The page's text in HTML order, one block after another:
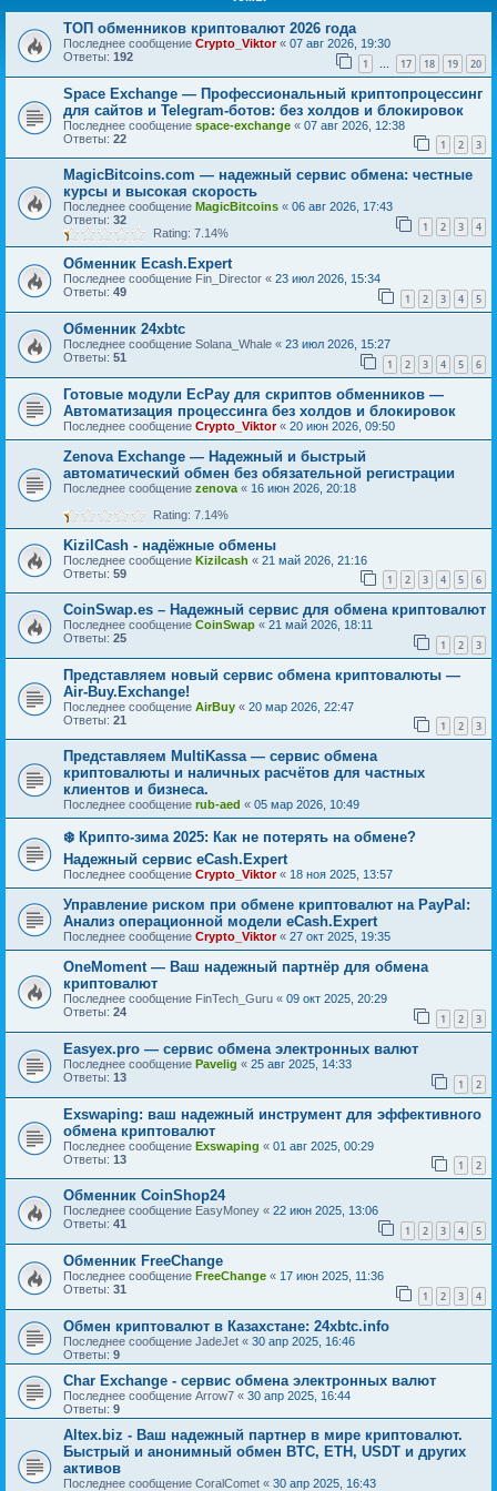
ТОП обменников криптовалют 2026 года
Последнее сообщение Crypto_Viktor« 07 авг 2026, 19:30
Ответы: 192 1 … 17 18 19 20
Space Exchange — Профессиональный криптопроцессинг
для сайтов и Telegram-ботов: без холдов и блокировок
Последнее сообщение space-exchange « 07 авг 2026, 12:38
Ответы: 22 1 2 3
MagicBitcoins.com — надежный сервис обмена: честные
курсы и высокая скорость
Последнее сообщение MagicBitcoins « 06 авг 2026, 17:43
Ответы: 32 1 2 3 4
Rating: 7.14%
Обменник Ecash.Expert
Последнее сообщение Fin_Director « 23 июл 2026, 15:34
Ответы: 49 1 2 3 4 5
Обменник 24xbtc
Последнее сообщение Solana_Whale « 23 июл 2026, 15:27
Ответы: 51 1 2 3 4 5 6
Готовые модули EcPay для скриптов обменников —
Автоматизация процессинга без холдов и блокировок
Последнее сообщение Crypto_Viktor« 20 июн 2026, 09:50
Zenova Exchange — Надежный и быстрый
автоматический обмен без обязательной регистрации
Последнее сообщение zenova « 16 июн 2026, 20:18
Rating: 7.14%
KizilCash - надёжные обмены
Последнее сообщение Kizilcash « 21 май 2026, 21:16
Ответы: 59 1 2 3 4 5 6
CoinSwap.es – Надежный сервис для обмена криптовалют
Последнее сообщение CoinSwap « 21 май 2026, 18:11
Ответы: 25 1 2 3
Представляем новый сервис обмена криптовалюты —
Air-Buy.Exchange!
Последнее сообщение AirBuy « 20 мар 2026, 22:47
Ответы: 21 1 2 3
Представляем MultiKassa — сервис обмена
криптовалюты и наличных расчётов для частных
клиентов и бизнеса.
Последнее сообщение rub-aed « 05 мар 2026, 10:49
❄️ Крипто-зима 2025: Как не потерять на обмене?
Надежный сервис eCash.Expert
Последнее сообщение Crypto_Viktor« 18 ноя 2025, 13:57
Управление риском при обмене криптовалют на PayPal:
Анализ операционной модели eCash.Expert
Последнее сообщение Crypto_Viktor« 27 окт 2025, 19:35
OneMoment — Ваш надежный партнёр для обмена
криптовалют
Последнее сообщение FinTech_Guru « 09 окт 2025, 20:29
Ответы: 24 1 2 3
Easyex.pro — сервис обмена электронных валют
Последнее сообщение Pavelig « 25 авг 2025, 14:33
Ответы: 13 1 2
Exswaping: ваш надежный инструмент для эффективного
обмена криптовалют
Последнее сообщение Exswaping « 01 авг 2025, 00:29
Ответы: 13 1 2
Обменник CoinShop24
Последнее сообщение EasyMoney « 22 июн 2025, 13:06
Ответы: 41 1 2 3 4 5
Обменник FreeChange
Последнее сообщение FreeСhange « 17 июн 2025, 11:36
Ответы: 31 1 2 3 4
Обмен криптовалют в Казахстане: 24xbtc.info
Последнее сообщение JadeJet « 30 апр 2025, 16:46
Ответы: 9
Char Exchange - сервис обмена электронных валют
Последнее сообщение Arrow7 « 30 апр 2025, 16:44
Ответы: 9
Altex.biz - Ваш надежный партнер в мире криптовалют.
Быстрый и анонимный обмен BTC, ETH, USDT и других
активов
Последнее сообщение CoralComet « 30 апр 2025, 16:43